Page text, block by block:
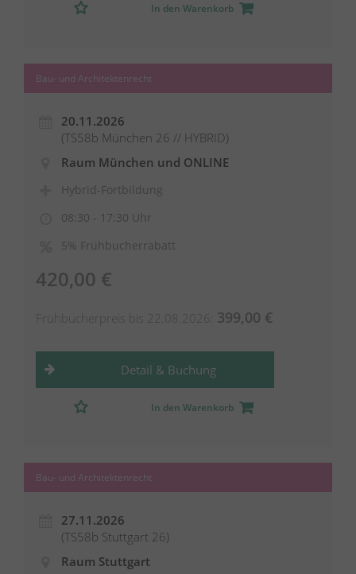
In den Warenkorb
Bau- und Architektenrecht
20.11.2026
(TS58b München 26 // HYBRID)
Raum München und ONLINE
Hybrid-Fortbildung
08:30 - 17:30 Uhr
5% Frühbucherrabatt
420,00 €
Frühbucherpreis bis 22.08.2026: 399,00 €
Detail & Buchung
In den Warenkorb
Bau- und Architektenrecht
27.11.2026
(TS58b Stuttgart 26)
Raum Stuttgart